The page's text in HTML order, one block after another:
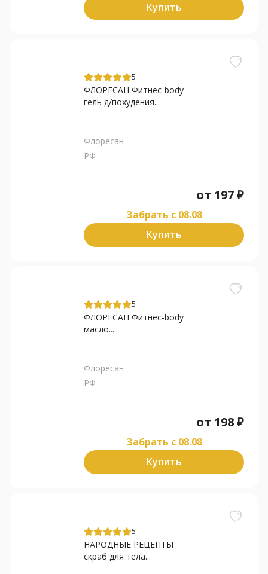
Купить
5
ФЛОРЕСАН Фитнес-body
гель д/похудения...
Флоресан
РФ
от 197₽
Забрать c 08.08
Купить
5
ФЛОРЕСАН Фитнес-body
масло...
Флоресан
РФ
от 198₽
Забрать c 08.08
Купить
5
НАРОДНЫЕ РЕЦЕПТЫ
скраб для тела...